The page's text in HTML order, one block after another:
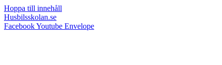
Hoppa till innehåll
Husbilsskolan.se
FacebookYoutube Envelope